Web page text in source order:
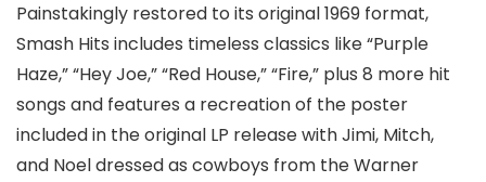
Painstakingly restored to its original 1969 format,
Smash Hits includes timeless classics like “Purple
Haze,” “Hey Joe,” “Red House,” “Fire,” plus 8 more hit
songs and features a recreation of the poster
included in the original LP release with Jimi, Mitch,
and Noel dressed as cowboys from the Warner